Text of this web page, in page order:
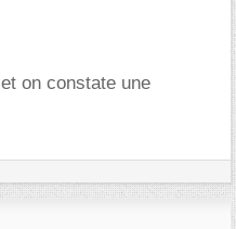
et on constate une